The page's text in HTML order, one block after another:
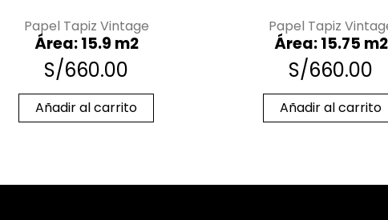
Papel Tapiz Vintage
Área: 15.9 m2
S/660.00
Añadir al carrito
Papel Tapiz
Área: 15.75 m2
S/660.00
Añadir al carrito